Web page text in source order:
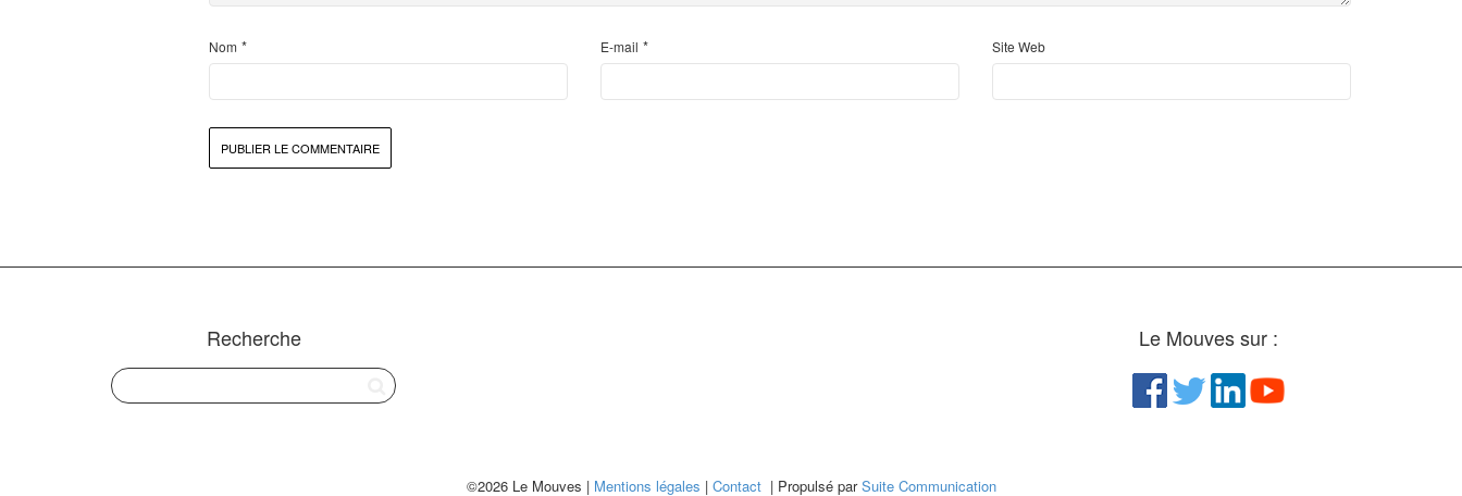
Nom * E-mail * Site Web
Recherche Le Mouves sur :
©2026 Le Mouves | Mentions légales | Contact| Propulsé parSuite Communication